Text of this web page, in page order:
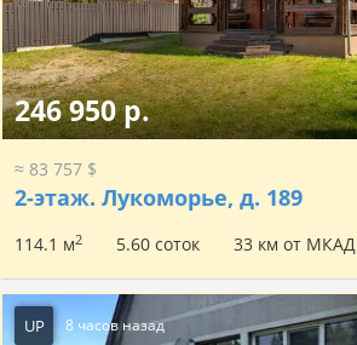
246 950 р.
≈ 83 757 $
2-этаж. Лукоморье, д. 189
114.1 м2 5.60 соток 33 км от МКАД
UP 8 часов назад